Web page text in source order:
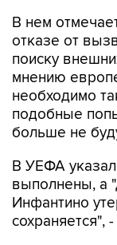
В нем
отказе от
поиску
мнению
необходимо
подобные
больше не
В УЕФА
выполнены, а
Инфантино
сохраняется",